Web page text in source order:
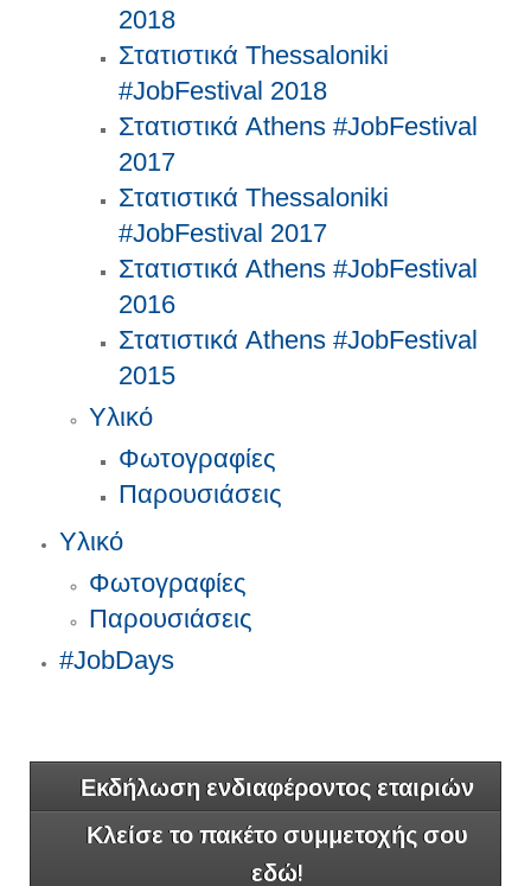
2018
Στατιστικά Thessaloniki
#JobFestival 2018
Στατιστικά Athens #JobFestival
2017
Στατιστικά Thessaloniki
#JobFestival 2017
Στατιστικά Athens #JobFestival
2016
Στατιστικά Athens #JobFestival
2015
Υλικό
Φωτογραφίες
Παρουσιάσεις
Υλικό
Φωτογραφίες
Παρουσιάσεις
#JobDays
Εκδήλωση ενδιαφέροντος εταιριών
Κλείσε το πακέτο συμμετοχής σου
εδώ!